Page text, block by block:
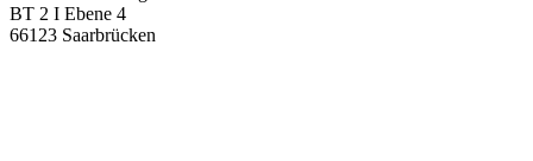
BT 2 I Ebene 4
66123 Saarbrücken